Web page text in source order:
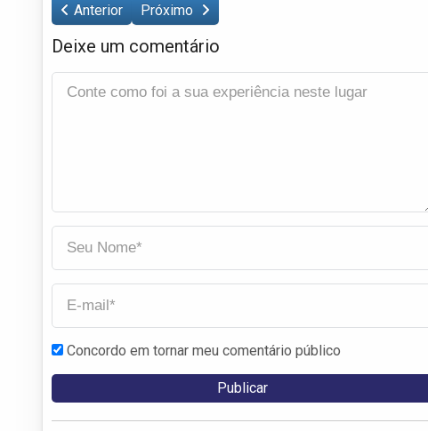
Anterior Próximo
Deixe um comentário
Concordo em tornar meu comentário público